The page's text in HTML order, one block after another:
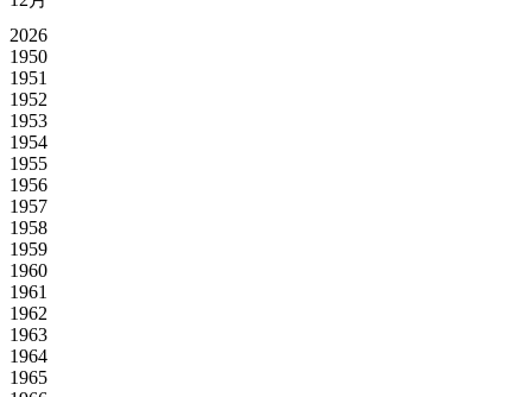
2026
1950
1951
1952
1953
1954
1955
1956
1957
1958
1959
1960
1961
1962
1963
1964
1965